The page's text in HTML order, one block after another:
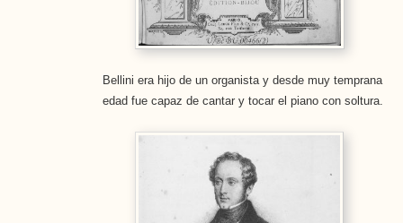
Bellini era hijo de un organista y desde muy temprana
edad fue capaz de cantar y tocar el piano con soltura.